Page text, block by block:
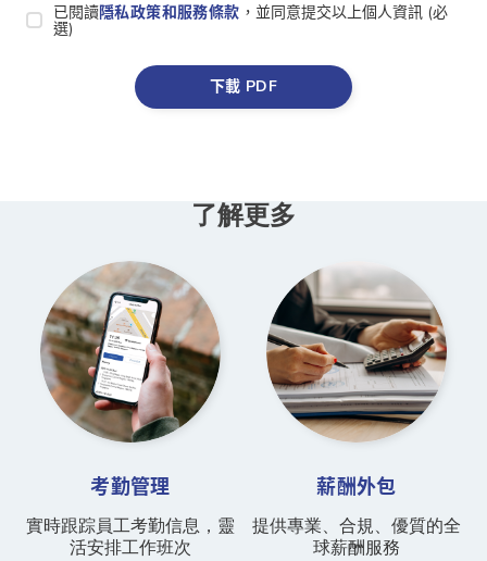
Privacy
Statement
已閱讀隱私政策和服務條款 ，並同意提交以上個人資訊 (必
選)
了解更多
考勤管理
實時跟踪員工考勤信息，靈
活安排工作班次
薪酬外包
提供專業、合規、優質的全
球薪酬服務